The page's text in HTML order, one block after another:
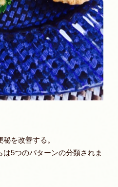
を改善する。
5つのパターンの分類されま